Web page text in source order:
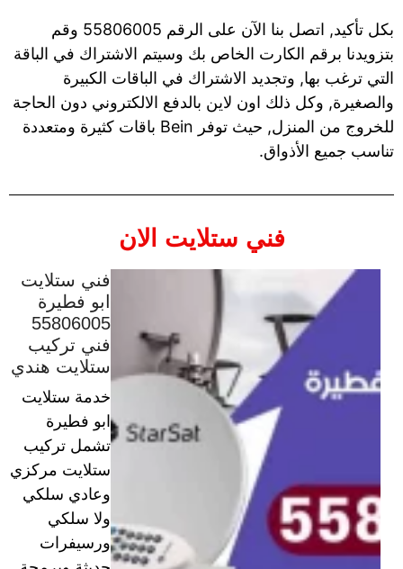
بكل تأكيد, اتصل بنا الآن على الرقم 55806005 وقم
بتزويدنا برقم الكارت الخاص بك وسيتم الاشتراك في الباقة
التي ترغب بها, وتجديد الاشتراك في الباقات الكبيرة
والصغيرة, وكل ذلك اون لاين بالدفع الالكتروني دون الحاجة
للخروج من المنزل, حيث توفر Bein باقات كثيرة ومتعددة
تناسب جميع الأذواق.
فني ستلايت الان
فني ستلايت
ابو فطيرة
55806005
فني تركيب
ستلايت هندي
خدمة ستلايت
ابو فطيرة
تشمل تركيب
ستلايت مركزي
وعادي سلكي
ولا سلكي
ورسيفرات